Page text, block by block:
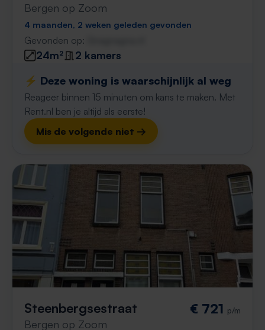
Bergen op Zoom
4 maanden, 2 weken geleden gevonden
Gevonden op:
24m²
2 kamers
⚡️ Deze woning is waarschijnlijk al weg
Reageer binnen 15 minuten om kans te maken. Met
Rent.nl ben je altijd als eerste!
Mis de volgende niet →
Steenbergsestraat
Bergen op Zoom
€ 721 p/m